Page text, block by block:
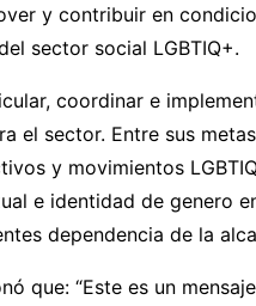
y contribuir en
sector social LGBTIQ+.
coordinar e
el sector. Entre sus
y movimientos
e identidad de genero
dependencia de la
que: “Este es un